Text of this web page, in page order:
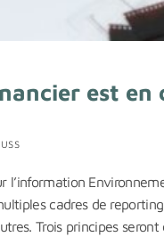
est en
l’information
cadres de
Trois principes seront